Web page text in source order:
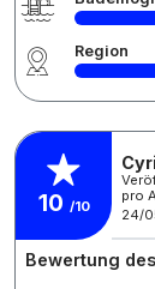
Region
10 /10
pro
24/
Bewertung